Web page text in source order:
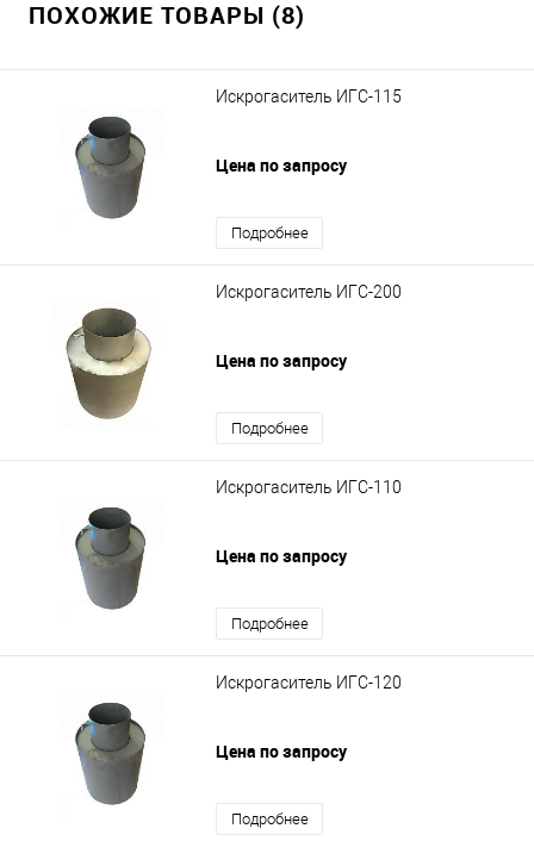
ПОХОЖИЕ ТОВАРЫ (8)
Искрогаситель ИГС-115
Цена по запросу
Подробнее
Искрогаситель ИГС-200
Цена по запросу
Подробнее
Искрогаситель ИГС-110
Цена по запросу
Подробнее
Искрогаситель ИГС-120
Цена по запросу
Подробнее